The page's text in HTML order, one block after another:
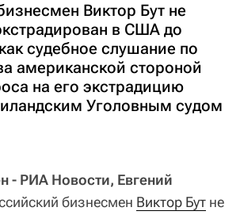
Виктор Бут не
в США до
судебное слушание по
американской стороной
на его экстрадицию
Уголовным судом
- РИА Новости, Евгений
бизнесмен Виктор Бут не